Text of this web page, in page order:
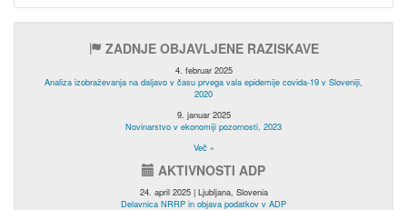
ZADNJE OBJAVLJENE RAZISKAVE
4. februar 2025
Analiza izobraževanja na daljavo v času prvega vala epidemije covida-19 v Sloveniji,
2020
9. januar 2025
Novinarstvo v ekonomiji pozornosti, 2023
Več »
AKTIVNOSTI ADP
24. april 2025 | Ljubljana, Slovenia
Delavnica NRRP in objava podatkov v ADP